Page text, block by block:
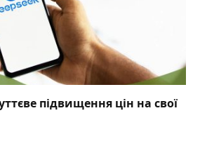
підвищення цін на свої